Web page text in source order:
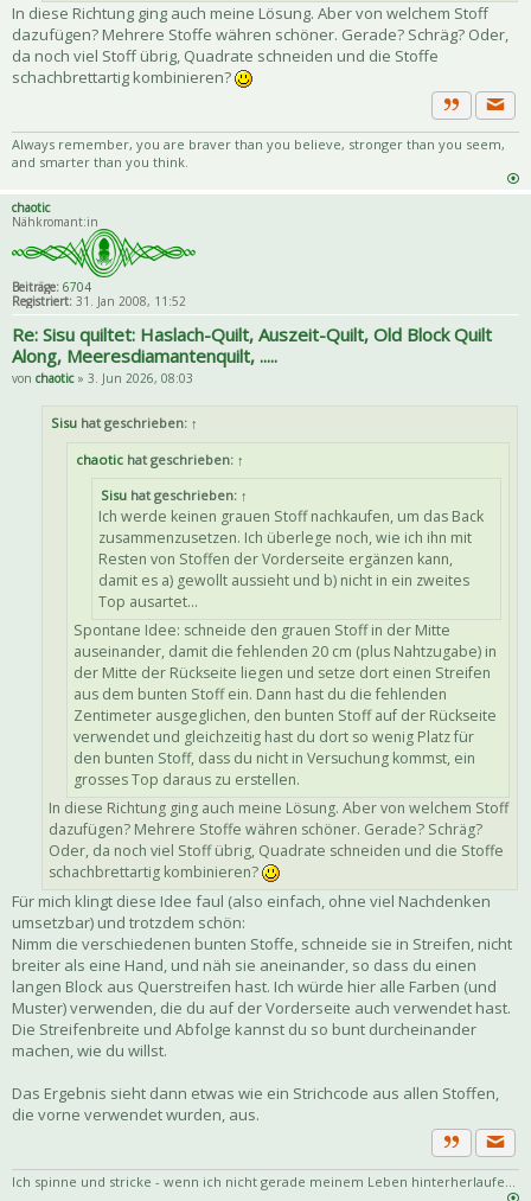
In diese Richtung ging auch meine Lösung. Aber von welchem Stoff
dazufügen? Mehrere Stoffe währen schöner. Gerade? Schräg? Oder,
da noch viel Stoff übrig, Quadrate schneiden und die Stoffe
schachbrettartig kombinieren?
Zitat
Always remember, you are braver than you believe, stronger than you seem,
and smarter than you think.
chaotic
Nähkromant:in
Beiträge: 6704
Registriert: 31. Jan 2008, 11:52
Re: Sisu quiltet: Haslach-Quilt, Auszeit-Quilt, Old Block Quilt
Along, Meeresdiamantenquilt, .....
von chaotic» 3. Jun 2026, 08:03
Sisu hat geschrieben: ↑
chaotic hat geschrieben: ↑
Sisu hat geschrieben: ↑
Ich werde keinen grauen Stoff nachkaufen, um das Back
zusammenzusetzen. Ich überlege noch, wie ich ihn mit
Resten von Stoffen der Vorderseite ergänzen kann,
damit es a) gewollt aussieht und b) nicht in ein zweites
Top ausartet...
Spontane Idee: schneide den grauen Stoff in der Mitte
auseinander, damit die fehlenden 20 cm (plus Nahtzugabe) in
der Mitte der Rückseite liegen und setze dort einen Streifen
aus dem bunten Stoff ein. Dann hast du die fehlenden
Zentimeter ausgeglichen, den bunten Stoff auf der Rückseite
verwendet und gleichzeitig hast du dort so wenig Platz für
den bunten Stoff, dass du nicht in Versuchung kommst, ein
grosses Top daraus zu erstellen.
In diese Richtung ging auch meine Lösung. Aber von welchem Stoff
dazufügen? Mehrere Stoffe währen schöner. Gerade? Schräg?
Oder, da noch viel Stoff übrig, Quadrate schneiden und die Stoffe
schachbrettartig kombinieren?
Für mich klingt diese Idee faul (also einfach, ohne viel Nachdenken
umsetzbar) und trotzdem schön:
Nimm die verschiedenen bunten Stoffe, schneide sie in Streifen, nicht
breiter als eine Hand, und näh sie aneinander, so dass du einen
langen Block aus Querstreifen hast. Ich würde hier alle Farben (und
Muster) verwenden, die du auf der Vorderseite auch verwendet hast.
Die Streifenbreite und Abfolge kannst du so bunt durcheinander
machen, wie du willst.
Das Ergebnis sieht dann etwas wie ein Strichcode aus allen Stoffen,
die vorne verwendet wurden, aus.
Zitat
Ich spinne und stricke - wenn ich nicht gerade meinem Leben hinterherlaufe...